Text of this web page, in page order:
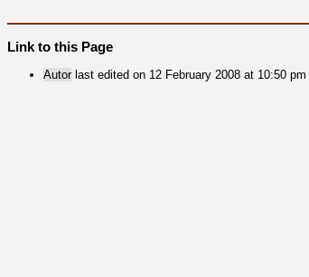
Link to this Page
Autorlast edited on 12 February 2008 at 10:50 pm